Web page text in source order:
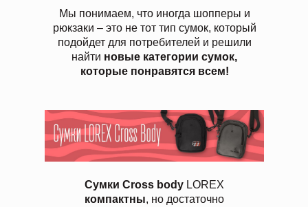
Мы понимаем, что иногда шопперы и
рюкзаки – это не тот тип сумок, который
подойдет для потребителей и решили
найти новые категории сумок,
которые понравятся всем!
Сумки Cross body LOREX
компактны, но достаточно